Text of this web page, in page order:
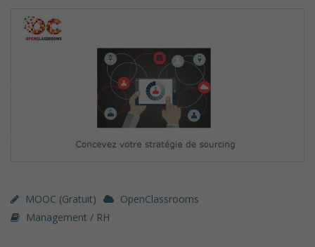
MOOC (gratuit)
OpenClassrooms
Management / RH